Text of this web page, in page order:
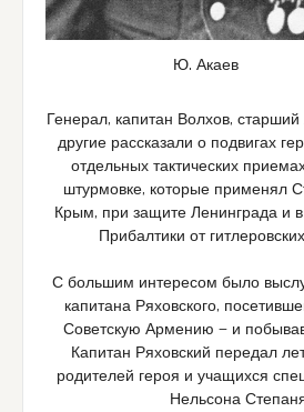
Ю. Акаев
Генерал, капитан Волхов,
другие рассказали о подвигах
отдельных тактических
штурмовке, которые применял
Крым, при защите Ленинграда и
Прибалтики от
С большим интересом было
капитана Ряховского,
Советскую Армению — и
Капитан Ряховский передал
родителей героя и учащихся
Нельсона